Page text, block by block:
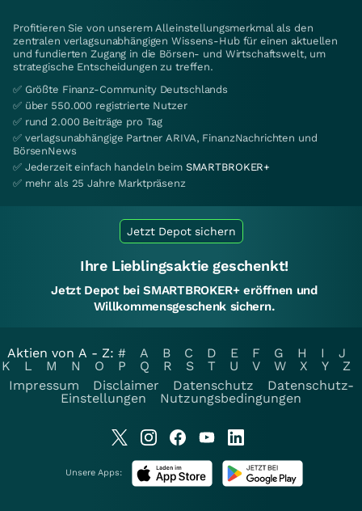
Profitieren Sie von unserem Alleinstellungsmerkmal als den
zentralen verlagsunabhängigen Wissens-Hub für einen aktuellen
und fundierten Zugang in die Börsen- und Wirtschaftswelt, um
strategische Entscheidungen zu treffen.
✅ Größte Finanz-Community Deutschlands
✅ über 550.000 registrierte Nutzer
✅ rund 2.000 Beiträge pro Tag
✅ verlagsunabhängige Partner ARIVA, FinanzNachrichten und
BörsenNews
✅ Jederzeit einfach handeln beim SMARTBROKER+
✅ mehr als 25 Jahre Marktpräsenz
Jetzt Depot sichern
Ihre Lieblingsaktie geschenkt!
Jetzt Depot bei SMARTBROKER+ eröffnen und
Willkommensgeschenk sichern.
Aktien von A - Z: # A B C D E F G H I
J
K
L M N O P Q R S T U V W X Y
Z
Impressum
Disclaimer Datenschutz
Datenschutz-
Einstellungen
Nutzungsbedingungen
Unsere Apps: